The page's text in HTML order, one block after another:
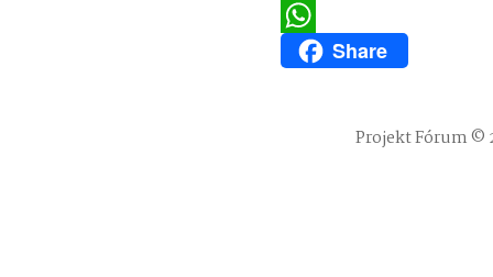
Twitter
WhatsAppShare
Projekt Fórum ©